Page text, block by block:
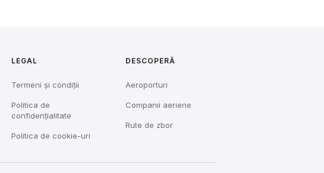
LEGAL
Termeni și condiții
Politica de
confidențialitate
Politica de cookie-uri
DESCOPERĂ
Aeroporturi
Companii aeriene
Rute de zbor